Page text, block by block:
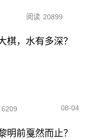
阅读 20899
棋，水有多深？
6209 08-04
明前戛然而止？